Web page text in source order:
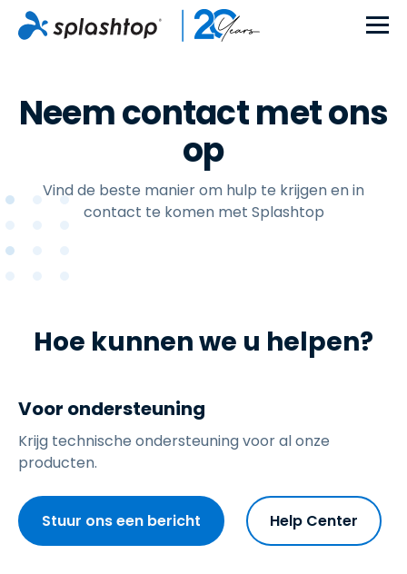
Neem contact met ons
op
Vind de beste manier om hulp te krijgen en in
contact te komen met Splashtop
Hoe kunnen we u helpen?
Voor ondersteuning
Krijg technische ondersteuning voor al onze
producten.
Stuur ons een bericht Help Center